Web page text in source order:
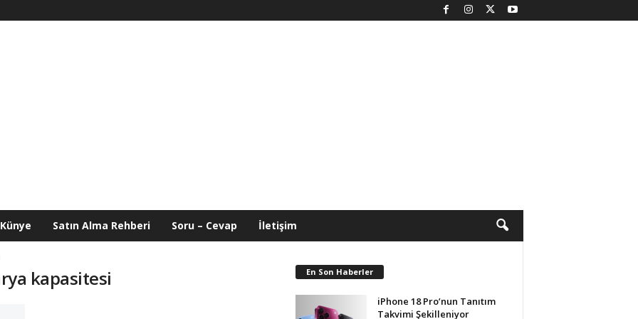
Künye Satın Alma Rehberi Soru – Cevap İletişim
kapasitesi En Son Haberler
iPhone 18 Pro’nun Tanıtım
Takvimi Şekilleniyor